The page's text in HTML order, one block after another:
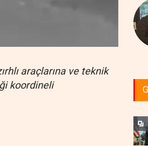
araçlarına ve teknik
koordineli